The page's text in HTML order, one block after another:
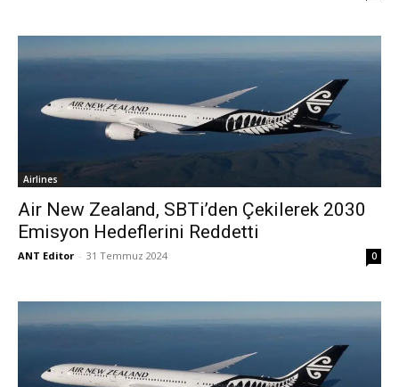
Airlines
Air New Zealand, SBTi’den Çekilerek 2030
Emisyon Hedeflerini Reddetti
ANT Editor - 31 Temmuz 2024 0